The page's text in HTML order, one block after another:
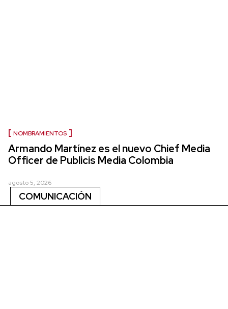
NOMBRAMIENTOS
Armando Martínez es el nuevo Chief Media
Officer de Publicis Media Colombia
agosto 5, 2026
COMUNICACIÓN